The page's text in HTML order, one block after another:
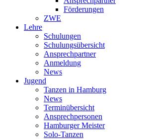
Förderungen
ZWE
Lehre
Schulungen
Schulungsübersicht
Ansprechpartner
Anmeldung
News
Jugend
Tanzen in Hamburg
News
Terminübersicht
Ansprechpersonen
Hamburger Meister
Solo-Tanzen